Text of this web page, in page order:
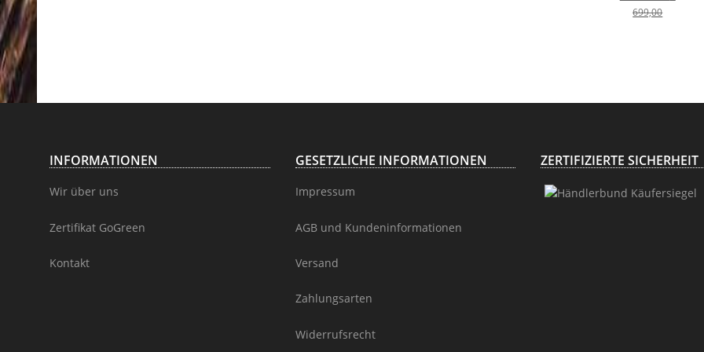
Geweih STARK
699,00
INFORMATIONEN
Wir über uns
Zertifikat GoGreen
Kontakt
GESETZLICHE INFORMATIONEN
Impressum
AGB und Kundeninformationen
Versand
Zahlungsarten
Widerrufsrecht
ZERTIFIZIERTE SICHERHEIT